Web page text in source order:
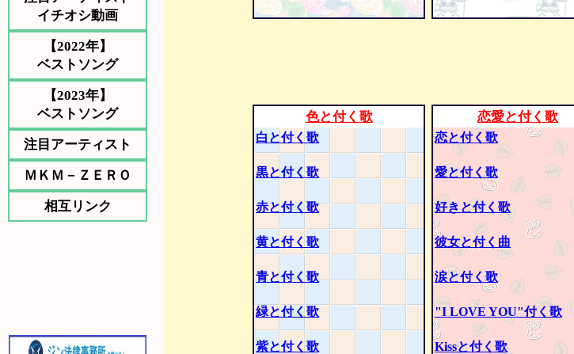
イチオシ動画
【2022年】
ベストソング
【2023年】
ベストソング
注目アーティスト
ＭＫＭ－ＺＥＲＯ
相互リンク
色と付く歌
白と付く歌
黒と付く歌
赤と付く歌
黄と付く歌
青と付く歌
緑と付く歌
紫と付く歌
恋愛と付く歌
恋と付く歌
愛と付く歌
好きと付く歌
彼女と付く曲
涙と付く歌
"I LOVE YOU"付く歌
Kissと付く歌